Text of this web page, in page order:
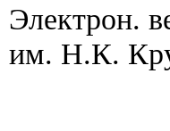
Электрон.
им. Н.К.